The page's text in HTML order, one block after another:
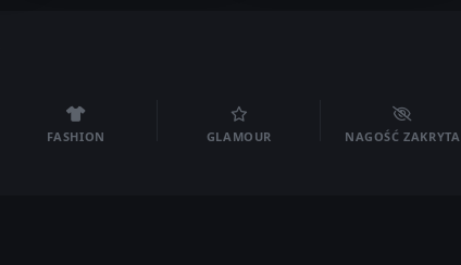
FASHION GLAMOUR NAGOŚĆ ZAKRYTA